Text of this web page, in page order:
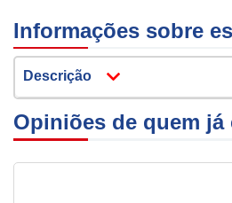
Informações sobre
Descrição
Opiniões de quem já